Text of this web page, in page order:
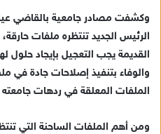
و
وكشفت مصادر جامعية بالقاضي
الرئيس الجديد تنتظره ملفات
القديمة يجب التعجيل بإيجاد
والوفاء بتنفيذ إصلاحات جادة في
الملفات المعلقة في ردهات جامعته
ومن أهم الملفات الساحنة التي